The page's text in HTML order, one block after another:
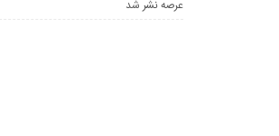
عرصه نشر شد